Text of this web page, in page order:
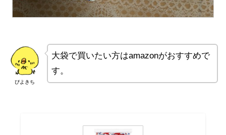
ぴよきち
大袋で買いたい方はamazonがおすすめで
す。